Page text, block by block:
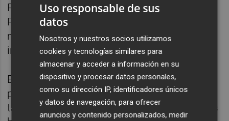
RFEF tiene su financiación vinculada a los
Presupuestos Generales del Estado, pero
nada más lejos de la realidad, son por
ingresos propios", puntualizó.
En cuanto a los gastos previstos en el
presupuesto, el Tesorero apuntó que existe
también una continuidad con los programas
Uso responsable de sus
datos
Nosotros y nuestros socios utilizamos
cookies y tecnologías similares para
almacenar y acceder a información en su
dispositivo y procesar datos personales,
como su dirección IP, identificadores únicos
y datos de navegación, para ofrecer
anuncios y contenido personalizados, medir